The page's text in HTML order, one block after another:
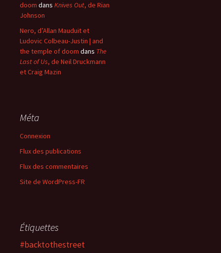
doom dans Knives Out, de Rian
Johnson
Nero, d’Allan Mauduit et
Ludovic Colbeau-Justin | and
the temple of doom dans The
Last of Us, de Neil Druckmann
et Craig Mazin
Méta
Connexion
Flux des publications
Flux des commentaires
Site de WordPress-FR
Étiquettes
#backtothestreet